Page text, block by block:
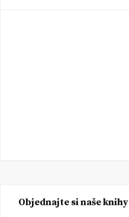
Objednajte si naše knihy